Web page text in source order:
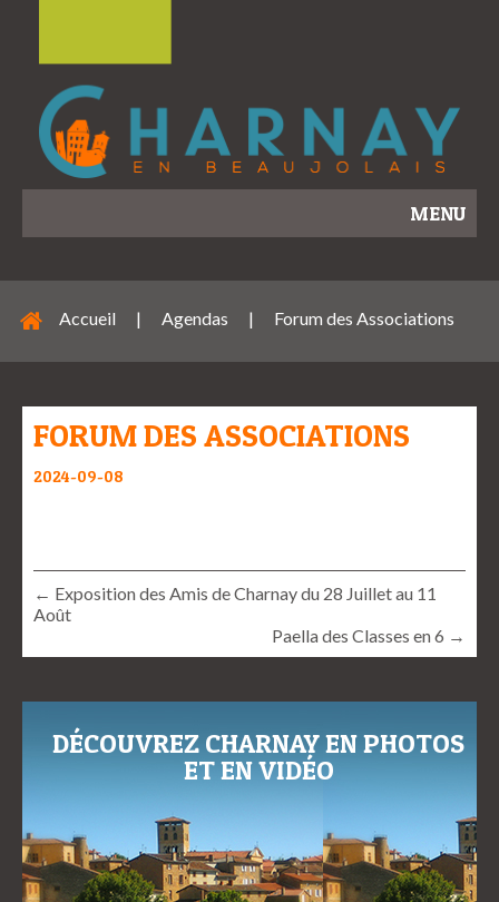
MENU
Accueil | Agendas | Forum des Associations
FORUM DES ASSOCIATIONS
2024-09-08
← Exposition des Amis de Charnay du 28 Juillet au 11
Août
Paella des Classes en 6 →
DÉCOUVREZ CHARNAY EN PHOTOS
ET EN VIDÉO